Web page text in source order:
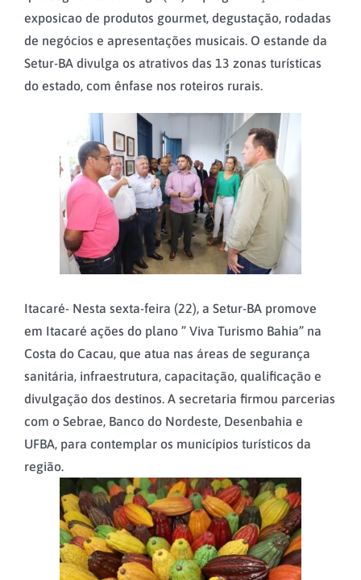
exposicao de produtos gourmet, degustação, rodadas
de negócios e apresentações musicais. O estande da
Setur-BA divulga os atrativos das 13 zonas turísticas
do estado, com ênfase nos roteiros rurais.
Itacaré- Nesta sexta-feira (22), a Setur-BA promove
em Itacaré ações do plano ” Viva Turismo Bahia” na
Costa do Cacau, que atua nas áreas de segurança
sanitária, infraestrutura, capacitação, qualificação e
divulgação dos destinos. A secretaria firmou parcerias
com o Sebrae, Banco do Nordeste, Desenbahia e
UFBA, para contemplar os municípios turísticos da
região.